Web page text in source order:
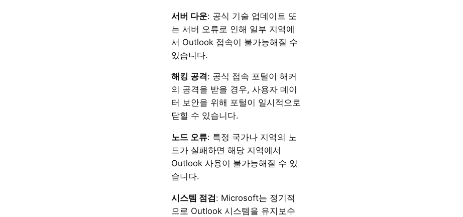
서버 다운: 공식 기술 업데이트 또
는 서버 오류로 인해 일부 지역에
서 Outlook 접속이 불가능해질 수
있습니다.
해킹 공격: 공식 접속 포털이 해커
의 공격을 받을 경우, 사용자 데이
터 보안을 위해 포털이 일시적으로
닫힐 수 있습니다.
노드 오류: 특정 국가나 지역의 노
드가 실패하면 해당 지역에서
Outlook 사용이 불가능해질 수 있
습니다.
시스템 점검: Microsoft는 정기적
으로 Outlook 시스템을 유지보수